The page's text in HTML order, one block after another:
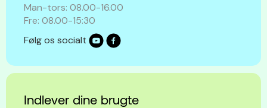
Man-tors: 08.00-16.00
Fre: 08.00-15:30
Følg os socialt
Indlever dine brugte